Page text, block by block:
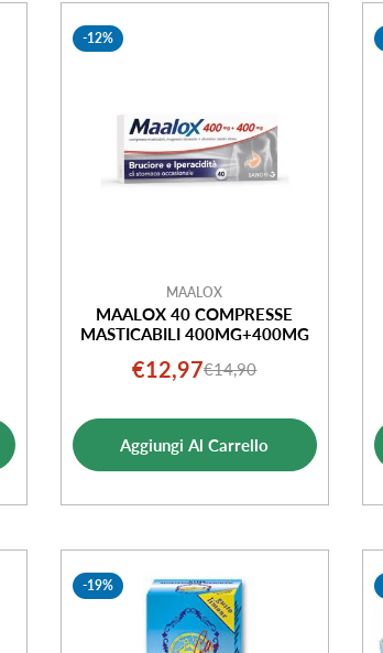
-12%
MAALOX
MAALOX 40 COMPRESSE
MASTICABILI 400MG+400MG
Prezzo
vendita
€12,97Prezzo
€14,90
Aggiungi Al Carrello
-19%